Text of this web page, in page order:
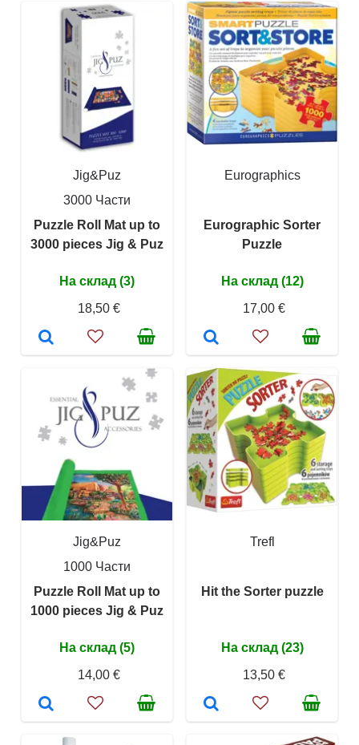
Jig&Puz
3000 Части
Puzzle Roll Mat up to
3000 pieces Jig & Puz
На склад (3)
18,50 €
Eurographics
Eurographic Sorter
Puzzle
На склад (12)
17,00 €
Jig&Puz
1000 Части
Puzzle Roll Mat up to
1000 pieces Jig & Puz
На склад (5)
14,00 €
Trefl
Hit the Sorter puzzle
На склад (23)
13,50 €